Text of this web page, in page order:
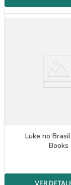
Luke no
Books